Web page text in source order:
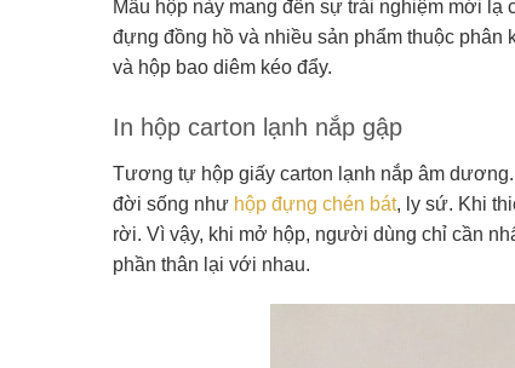
Mẫu hộp này mang đến sự trải nghiệm mới
đựng đồng hồ và nhiều sản phẩm thuộc phân
và hộp bao diêm kéo đẩy.
In hộp carton lạnh nắp gập
Tương tự hộp giấy carton lạnh nắp âm
đời sống như hộp đựng chén bát, ly sứ. Khi
rời. Vì vậy, khi mở hộp, người dùng chỉ cần
phần thân lại với nhau.